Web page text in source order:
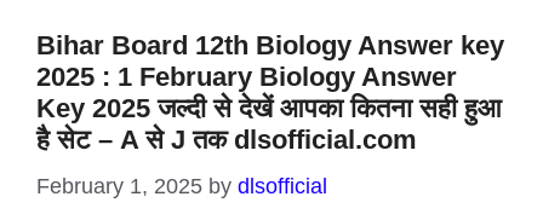
Bihar Board 12th Biology Answer key
2025 : 1 February Biology Answer
Key 2025 जल्दी से देखें आपका कितना सही हुआ
है सेट – A से J तक dlsofficial.com
February 1, 2025 by dlsofficial